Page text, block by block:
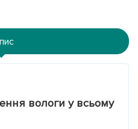
вологи у всьому